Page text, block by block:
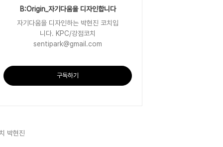
B:Origin_자기다움을 디자인합니다
자기다움을 디자인하는 박현진 코치입
니다. KPC/강점코치
sentipark@gmail.com
구독하기
박현진